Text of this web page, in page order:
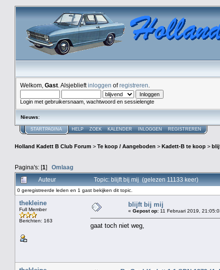
Welkom, Gast . Alsjeblieftinloggen ofregistreren
Login met gebruikersnaam, wachtwoord en sessielengte
Nieuws:
STARTPAGINA HELP ZOEK KALENDER INLOGGEN REGISTREREN
Holland Kadett B Club Forum > Te koop / Aangeboden > Kadett-B te koop >
Pagina's: [1] Omlaag
Auteur
Topic: blijft bij mij (gelezen 11133 keer)
0 geregistreerde leden en 1 gast bekijken dit topic.
thekleine
Full Member
Berichten: 163
blijft bij mij
« Gepost op: 11 Februari 2019,
gaat toch niet weg,